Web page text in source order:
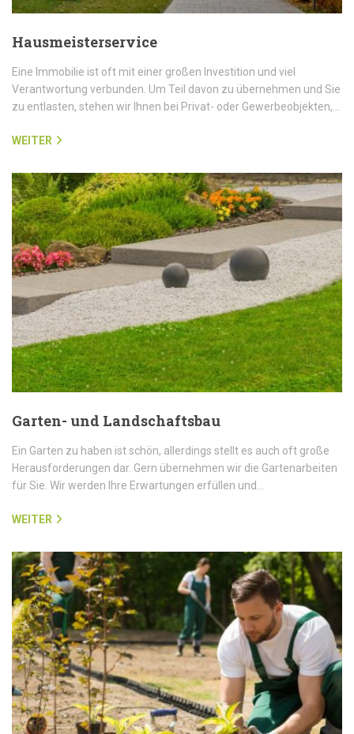
Hausmeisterservice
Eine Immobilie ist oft mit einer großen Investition und viel
Verantwortung verbunden. Um Teil davon zu übernehmen und Sie
zu entlasten, stehen wir Ihnen bei Privat- oder Gewerbeobjekten,…
WEITER
Garten- und Landschaftsbau
Ein Garten zu haben ist schön, allerdings stellt es auch oft große
Herausforderungen dar. Gern übernehmen wir die Gartenarbeiten
für Sie. Wir werden Ihre Erwartungen erfüllen und…
WEITER